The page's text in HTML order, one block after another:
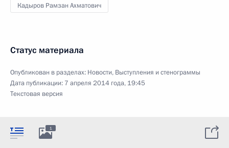
Кадыров Рамзан Ахматович
Статус материала
Опубликован в разделах: Новости, Выступления и стенограммы
Дата публикации: 7 апреля 2014 года, 19:45
Текстовая версия
1